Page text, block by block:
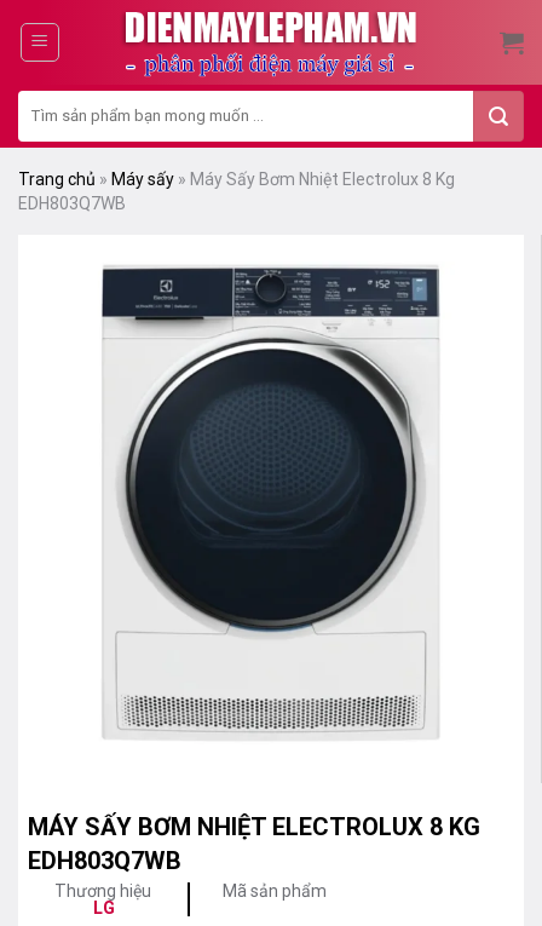
kiếm:
Trang chủ » Máy sấy » Máy Sấy Bơm Nhiệt Electrolux 8 Kg
EDH803Q7WB
MÁY SẤY BƠM NHIỆT ELECTROLUX 8 KG
EDH803Q7WB
Thương hiệu
LG
Mã sản phẩm